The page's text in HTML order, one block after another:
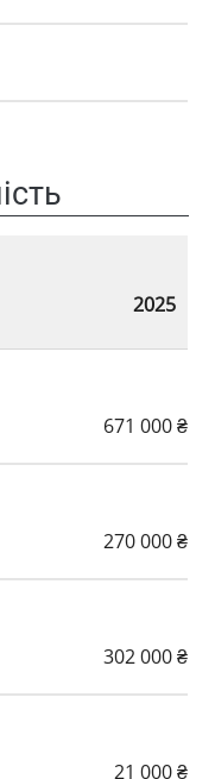
2025
671 000 ₴
270 000 ₴
302 000 ₴
21 000 ₴